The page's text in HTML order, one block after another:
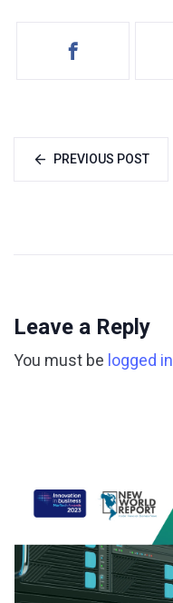
PREVIOUS POST
Leave a Reply
You must be logged in